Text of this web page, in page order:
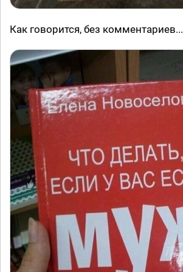
Как говорится, без комментариев...